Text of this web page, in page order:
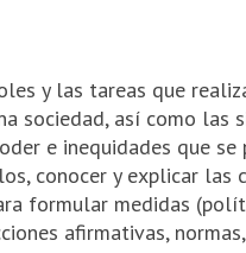
y las tareas que
sociedad, así como las
e inequidades que se
conocer y explicar las
formular medidas
afirmativas,